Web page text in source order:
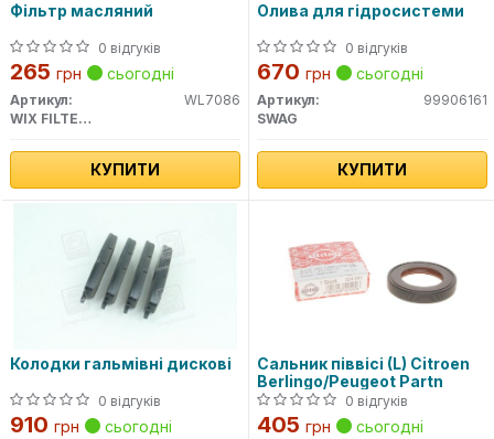
Фільтр масляний
0 відгуків
265 грн сьогодні
Артикул:
WL7086
WIX FILTERS
КУПИТИ
Олива для гідросистеми
0 відгуків
670 грн сьогодні
Артикул:
99906161
SWAG
КУПИТИ
Колодки гальмівні дискові
0 відгуків
910 грн сьогодні
Сальник піввісі (L) Citroen
Berlingo/Peugeot Partn
0 відгуків
405 грн сьогодні